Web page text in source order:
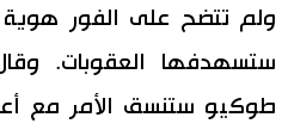
لايف ستايل
طوكيو
ولم تتضح على الفور هوية
ستسهدفها العقوبات.
طوكيو ستنسق الأمر مع